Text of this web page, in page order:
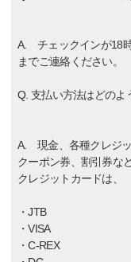
A. チェックインが18
までご連絡ください。
Q. 支払い方法はどのよ
A. 現金、各種クレジッ
クーポン券、割引券な
クレジットカードは、
・JTB
・VISA
・C-REX